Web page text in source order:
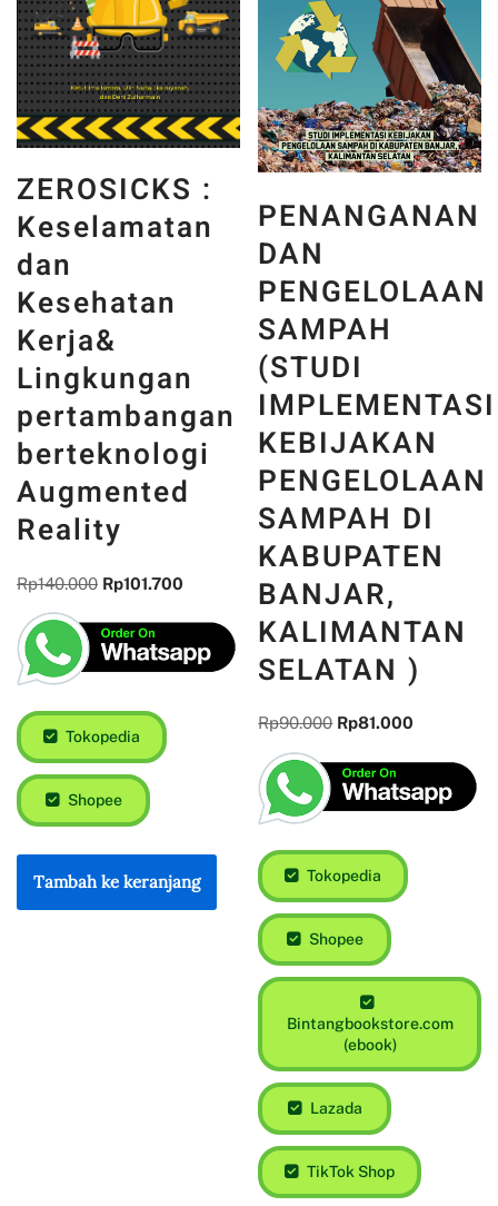
ZEROSICKS :
Keselamatan
dan
Kesehatan
Kerja&
Lingkungan
pertambangan
berteknologi
Augmented
Reality
Rp140.000 Rp101.700
Tokopedia
Shopee
Tambah ke keranjang
PENANGANAN
DAN
PENGELOLAAN
SAMPAH
(STUDI
IMPLEMENTASI
KEBIJAKAN
PENGELOLAAN
SAMPAH DI
KABUPATEN
BANJAR,
KALIMANTAN
SELATAN )
Rp90.000 Rp81.000
Tokopedia
Shopee
Bintangbookstore.com
(ebook)
Lazada
TikTok Shop